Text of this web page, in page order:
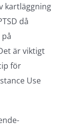
kartläggning
då
är viktigt
för
Use